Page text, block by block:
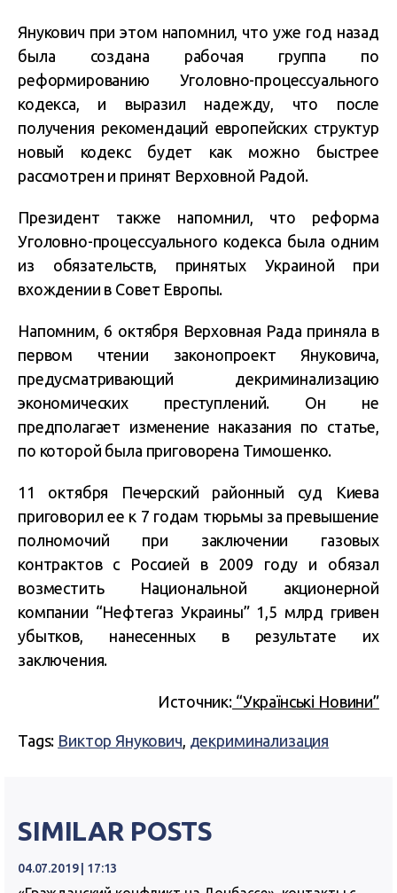
Янукович при этом напомнил, что уже год назад
была создана рабочая группа по
реформированию Уголовно-процессуального
кодекса, и выразил надежду, что после
получения рекомендаций европейских структур
новый кодекс будет как можно быстрее
рассмотрен и принят Верховной Радой.
Президент также напомнил, что реформа
Уголовно-процессуального кодекса была одним
из обязательств, принятых Украиной при
вхождении в Совет Европы.
Напомним, 6 октября Верховная Рада приняла в
первом чтении законопроект Януковича,
предусматривающий декриминализацию
экономических преступлений. Он не
предполагает изменение наказания по статье,
по которой была приговорена Тимошенко.
11 октября Печерский районный суд Киева
приговорил ее к 7 годам тюрьмы за превышение
полномочий при заключении газовых
контрактов с Россией в 2009 году и обязал
возместить Национальной акционерной
компании “Нефтегаз Украины” 1,5 млрд гривен
убытков, нанесенных в результате их
заключения.
Источник: “Українські Новини”
Tags: Виктор Янукович, декриминализация
SIMILAR POSTS
04.07.2019 | 17:13